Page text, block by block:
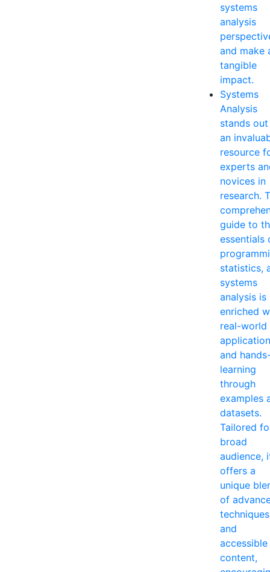
systems
analysis
and make
tangible
impact.
Systems
Analysis
stands out
an
resource
experts
novices in
research.
guide to
essentials
statistics,
systems
analysis is
enriched
real-world
and
learning
through
examples
datasets.
Tailored
broad
audience,
offers a
unique
of
techniques
and
accessible
content,